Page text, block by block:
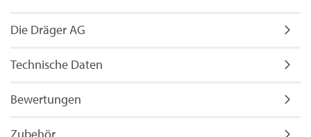
Die Dräger AG
Technische Daten
Bewertungen
Zubehör